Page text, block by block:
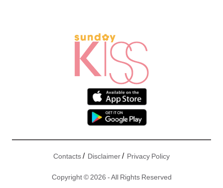
Contacts/ Disclaimer/ Privacy Policy
Copyright © 2026 - All Rights Reserved